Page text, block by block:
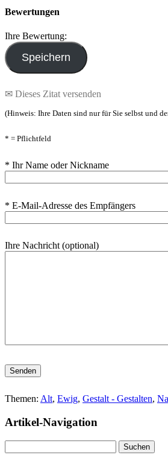
Bewertungen
Ihre Bewertung:
✉ Dieses Zitat versenden
(Hinweis: Ihre Daten sind nur für Sie selbst und
* = Pflichtfeld
* Ihr Name oder Nickname
* E-Mail-Adresse des Empfängers
Ihre Nachricht (optional)
Bitte lasse dieses Feld leer.
Themen: Alt, Ewig, Gestalt - Gestalten,
Artikel-Navigation
nach: